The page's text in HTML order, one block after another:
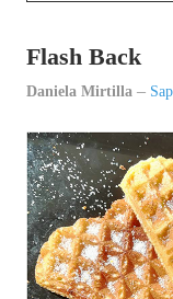
Racconti di viaggio
Quovadis
Epiquark
Epilibri
Intervistando
Boheme
Flash Back
Daniela Mirtilla